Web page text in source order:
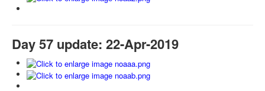
Day 57 update: 22-Apr-2019